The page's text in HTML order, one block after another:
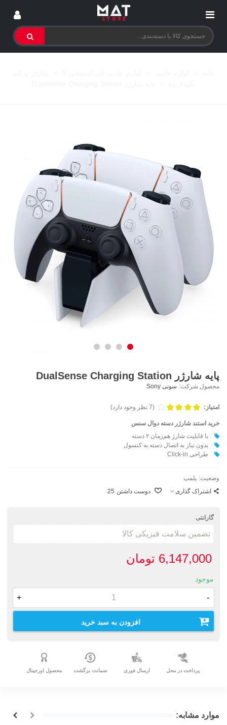
پایه شارژر DualSense Charging Station
محصول شرکت: سونی Sony
امتیاز: (7 نظر وجود دارد)
خرید استند شارژر دسته دوال سنس
با قابلیت شارژ هم‌زمان ۲ دسته
بدون نیاز به اتصال دسته به کنسول
طراحی Click-in
وضعیت: پلمپ
اشتراک گذاری
دوست داشتن 25
گارانتی
6,147,000 تومان
موجود
-
+
افزودن به سبد خرید
پرداخت در محل ارسال فوری ضمانت برگشت محصول اورجینال
موارد مشابه: